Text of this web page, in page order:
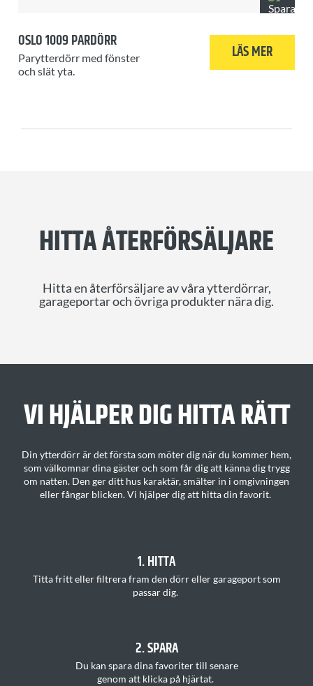
OSLO 1009 PARDÖRR
Parytterdörr med fönster
och slät yta.
LÄS MER
HITTA ÅTERFÖRSÄLJARE
Hitta en återförsäljare av våra ytterdörrar,
garageportar och övriga produkter nära dig.
VI HJÄLPER DIG HITTARÄTT
Din ytterdörr är det första som möter dig när du kommer hem,
som välkomnar dina gäster och som får dig att känna dig trygg
om natten. Den ger ditt hus karaktär, smälter in i omgivningen
eller fångar blicken.Vi hjälper dig att hitta din favorit.
1. HITTA
Tittafritteller filtrera fram den dörr eller garageport som
passardig.
2. SPARA
Du kan spara dina favoritertill senare
genom att klicka på hjärtat.